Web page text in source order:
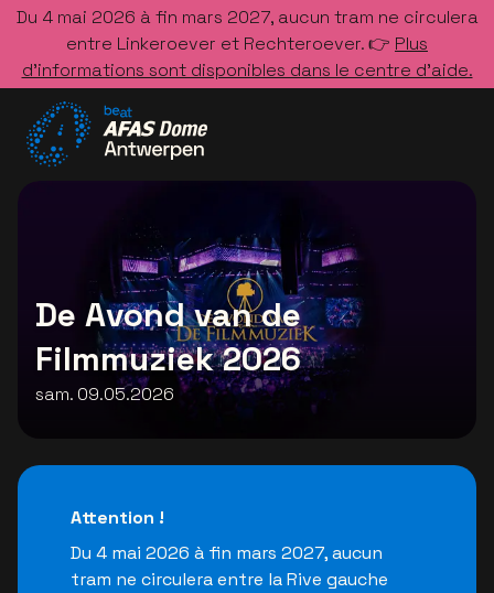
Du 4 mai 2026 à fin mars 2027, aucun tram ne circulera
entre Linkeroever et Rechteroever. 👉 Plus
d’informations sont disponibles dans le centre d’aide.
De Avond van de
Filmmuziek 2026
sam. 09.05.2026
Attention !
Du 4 mai 2026 à fin mars 2027, aucun
tram ne circulera entre la Rive gauche